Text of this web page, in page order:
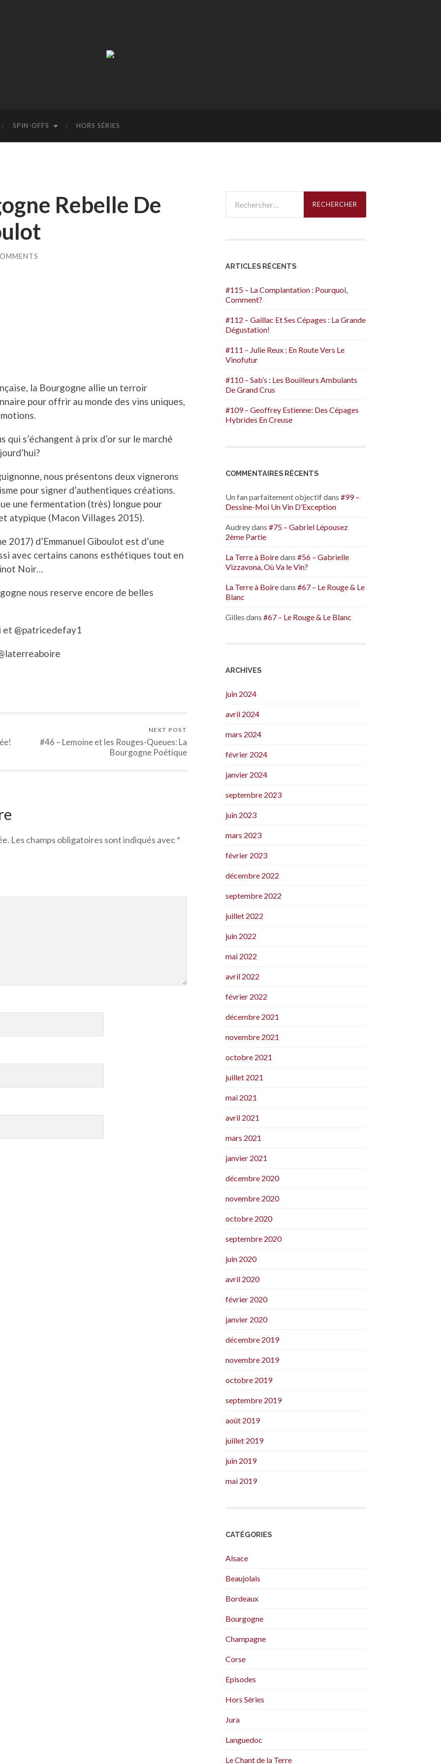
SPIN-OFFS HORS SÉRIES
Rebelle De
la Bourgogne allie un terroir
pour offrir au monde des vins uniques,
s’échangent à prix d’or sur le marché
nous présentons deux vignerons
pour signer d’authentiques créations.
une fermentation (très) longue pour
atypique (Macon Villages 2015).
2017) d’Emmanuel Giboulot est d’une
avec certains canons esthétiques tout en
Noir…
nous reserve encore de belles
et @patricedefay1
NEXT POST
#46 – Lemoine et les Rouges-Queues: La
Bourgogne Poétique
Les champs obligatoires sont indiqués avec*
ARTICLES RÉCENTS
#115 – La Complantation : Pourquoi,
Comment?
#112 – Gaillac Et Ses Cépages : La Grande
Dégustation!
#111 – Julie Reux : En Route Vers Le
Vinofutur
#110 – Sab’s : Les Bouilleurs Ambulants
De Grand Crus
#109 – Geoffrey Estienne: Des Cépages
Hybrides En Creuse
COMMENTAIRES RÉCENTS
Un fan parfaitement objectifdans #99 –
Dessine-Moi Un Vin D’Exception
Audreydans #75 – Gabriel Lépousez
2ème Partie
La Terre à Boiredans #56 – Gabrielle
Vizzavona, Où Va le Vin?
La Terre à Boiredans #67 – Le Rouge & Le
Blanc
Gilles dans #67 – Le Rouge & Le Blanc
ARCHIVES
juin 2024
avril 2024
mars 2024
février 2024
janvier 2024
septembre 2023
juin 2023
mars 2023
février 2023
décembre 2022
septembre 2022
juillet 2022
juin 2022
mai 2022
avril 2022
février 2022
décembre 2021
novembre 2021
octobre 2021
juillet 2021
mai 2021
avril 2021
mars 2021
janvier 2021
décembre 2020
novembre 2020
octobre 2020
septembre 2020
juin 2020
avril 2020
février 2020
janvier 2020
décembre 2019
novembre 2019
octobre 2019
septembre 2019
août 2019
juillet 2019
juin 2019
mai 2019
CATÉGORIES
Alsace
Beaujolais
Bordeaux
Bourgogne
Champagne
Corse
Episodes
Hors Séries
Jura
Languedoc
Le Chant de la Terre